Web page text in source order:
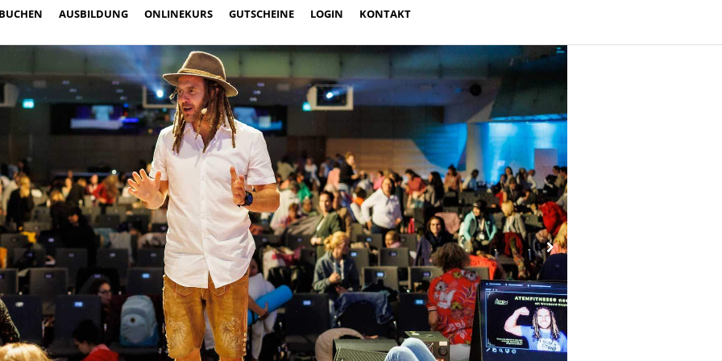
AUSBILDUNG ONLINEKURS GUTSCHEINE LOGIN KONTAKT